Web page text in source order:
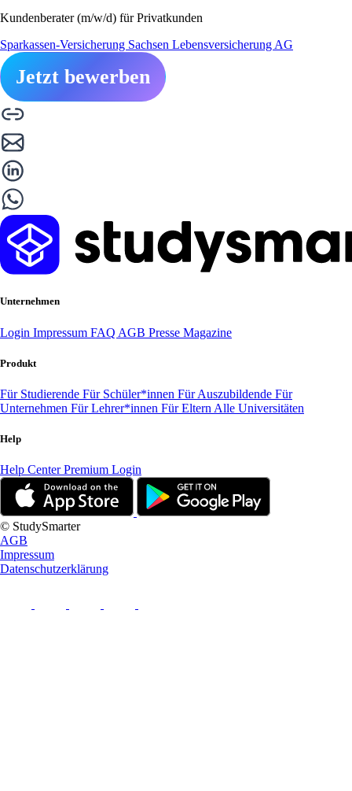
Kundenberater (m/w/d) für Privatkunden
Sparkassen-Versicherung Sachsen Lebensversicherung AG
Jetzt bewerben
Unternehmen
Login Impressum FAQ AGB Presse Magazine
Produkt
Für Studierende Für Schüler*innen Für Auszubildende Für
Unternehmen Für Lehrer*innen Für Eltern Alle Universitäten
Help
Help CenterPremium Login
© StudySmarter
AGB
Impressum
Datenschutzerklärung